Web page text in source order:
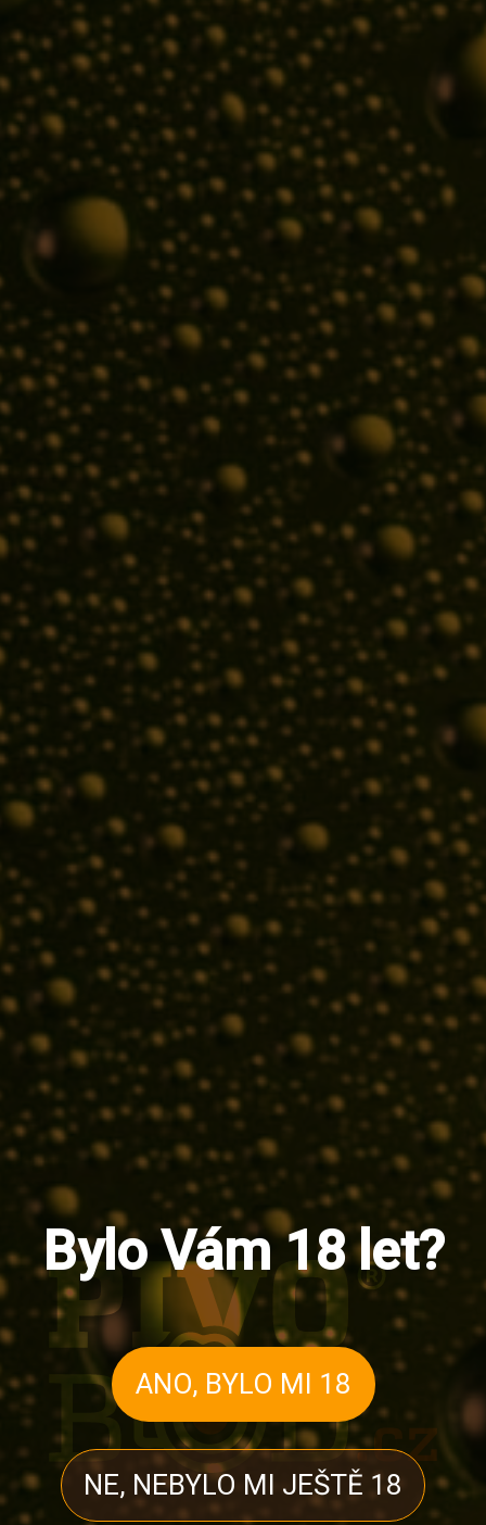
Bylo Vám 18 let?
ANO, BYLO MI 18
NE, NEBYLO MI JEŠTĚ 18
AKTUALITY
Žatecká Dočesná
by
Jitka Hublová 5. 9. 2023
Dočesná je největší slavnost chmele a piva v EU s nejdelší
tradicí v ČR. Její součástí je i…
Zobrazit Více
Degustační soutěž ČESKÉ
PIVO
Posted
Michaela Nosková 15. 9. 2022
Hrdě oznamujeme, že jsme v rámci Degustační soutěže
ČESKÉ PIVO získali 2 ocenění. Černá Hora Tmavé –
GRANÁT: 2. místo…
Zobrazit Více